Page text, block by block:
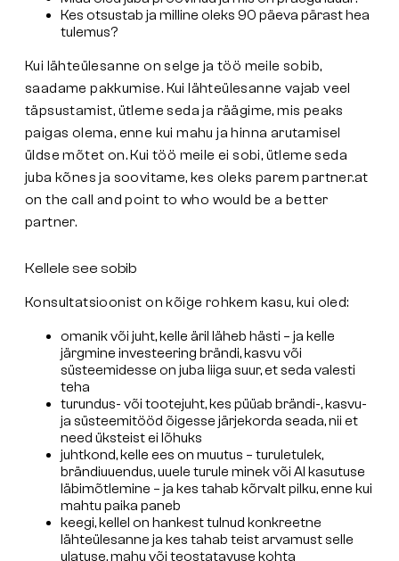
Kes otsustab ja milline oleks 90 päeva pärasthea
tulemus?
Kui lähteülesanne on selge ja töö meile sobib,
saadame pakkumise. Kui lähteülesanne vajab veel
täpsustamist, ütleme seda ja räägime, mis peaks
paigas olema, enne kui mahu ja hinna arutamisel
üldse mõtet on. Kui töö meile ei sobi, ütleme seda
juba kõnes ja soovitame, kes oleks parem partner.at
on the call and point to who would be a better
partner.
Kellele see sobib
Konsultatsioonist on kõige rohkem kasu, kui oled:
omanik või juht, kelle äril läheb hästi – ja kelle
järgmine investeering brändi, kasvu või
süsteemidesse on juba liiga suur, et seda valesti
teha
turundus- või tootejuht, kes püüab brändi-, kasvu-
ja süsteemitööd õigesse järjekorda seada, nii et
need üksteist ei lõhuks
juhtkond, kelle ees on muutus – turuletulek,
brändiuuendus, uuele turule minek või AI kasutuse
läbimõtlemine – ja kes tahab kõrvalt pilku, enne kui
mahtu paika paneb
keegi, kellel on hankest tulnud konkreetne
lähteülesanne ja kes tahab teist arvamust selle
ulatuse, mahu või teostatavuse kohta